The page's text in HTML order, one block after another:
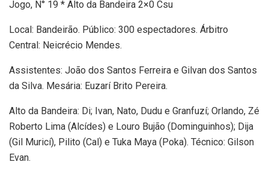
Jogo, N° 19 * Alto da Bandeira 2×0 Csu
Local: Bandeirão. Público: 300 espectadores. Árbitro
Central: Neicrécio Mendes.
Assistentes: João dos Santos Ferreira e Gilvan dos Santos
da Silva. Mesária: Euzarí Brito Pereira.
Alto da Bandeira: Di; Ivan, Nato, Dudu e Granfuzí; Orlando, Zé
Roberto Lima (Alcídes) e Louro Bujão (Dominguinhos); Dija
(Gil Muricí), Pilito (Cal) e Tuka Maya (Poka). Técnico: Gilson
Evan.